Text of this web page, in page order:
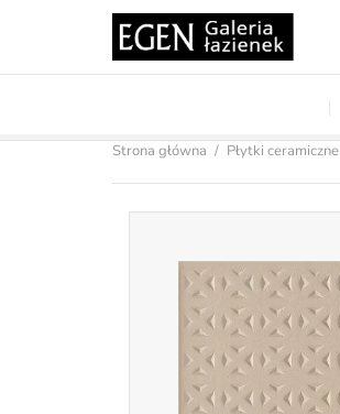
Strona główna Płytki ceramiczne